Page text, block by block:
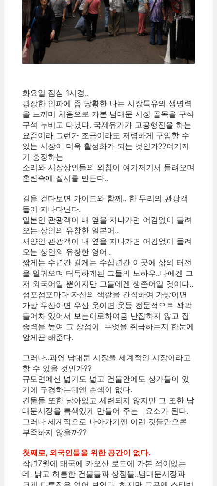
화요일 점심 1시경..
굉장한 인파에 좀 당황한 나는 시장특유의 생명력
을 느끼며 처음으로 가본 남대문 시장 골목을 구석
구석 누비고 다녔다. 국제유가가 고공행진을 하는
요즘이라 그런가 조금이라도 저렴하게 구입할 수
있는 시장이 더욱 활성화가 되는 것인가??여기저
기 흥정하는
소리와 시장상인들의 외침이 여기저기서 들려오며
혼란속에 질서를 만든다..
길을 걷다보면 가이드와 함께.. 한 무리의 관광객
들이 지나다닌다.
일본인 관광객이 내 옆을 지나가면 어김없이 들려
오는 상인의 유창한 일본어..
서양인 관광객이 내 옆을 지나가면 어김없이 들려
오는 상인의 유창한 영어..
짧게는 수년간 길게는 수십년간 이곳에 삶의 터전
을 일궈오며 터득하게된 그들의 노하우..나에겐 그
저 외국어일 뿐이지만 그들에겐 생존어일 것이다..
점포점포마다 자신의 색깔을 간직하여 가방이면
가방 우산이면 우산 옷이면 옷등 전문적으로 꽉꽉
들어차 있어서 보는이로하여금 난잡하지 않고 집
중력을 높여 그 상점이 무엇을 취급하는지 한눈에
알게끔 해준다.
그러나..과연 남대문 시장을 세계적인 시장이라고
할 수 있을 것인가??
규모면에선 넓기도 넓고 건물안에도 상가들이 있
기에 구경하는데엔 손색이 없다.
건물들 또한 낡아있고 세련되지 않지만 그 또한 남
대문시장을 특색있게 만들어 주는 요소가 된다.
그러나 세계적으로 나아가기엔 이런 것들만으론
부족하지 않을까??
첫째로, 외국인들을 위한 공간이 없다.
작년7월에 태국에 카오산 로드에 가본 적이있는
데, 낡고 허름한 건물들과 상점들..남대문시장과